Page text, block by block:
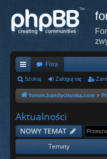
ię
ce
…
Fora
Szukaj Zaloguj się
forum.bandycituska.com
Aktualności
NOWY TEMAT
Tematy